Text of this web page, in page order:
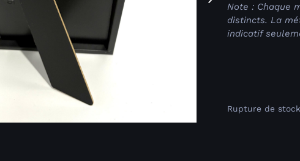
Note : Chaque
distincts. La
indicatif
Rupture de stock